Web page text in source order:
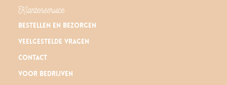
Klantenservice
Bestellen en bezorgen
Veelgestelde vragen
Contact
Voor bedrijven